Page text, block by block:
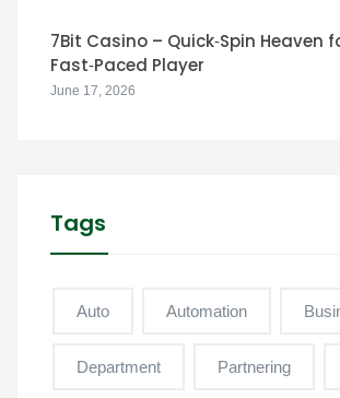
7Bit Casino – Quick‑Spin Heaven
Fast‑Paced Player
June 17, 2026
Tags
Auto Automation
Department Partnering